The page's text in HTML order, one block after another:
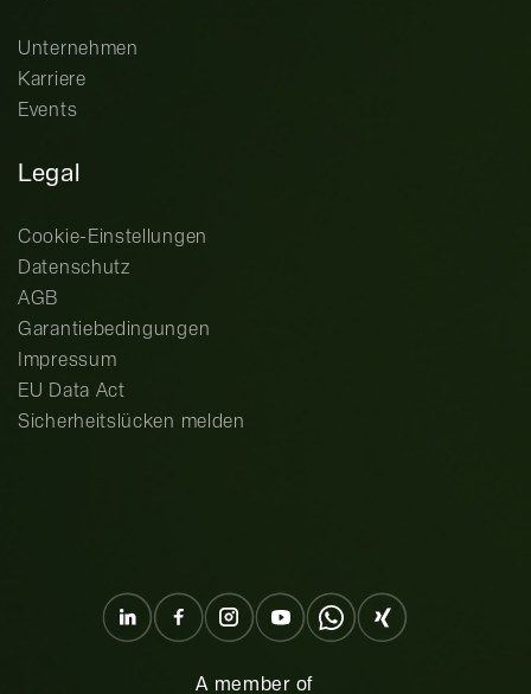
Unternehmen
Karriere
Events
Legal
Cookie-Einstellungen
Datenschutz
AGB
Garantiebedingungen
Impressum
EU Data Act
Sicherheitslücken melden
A member of